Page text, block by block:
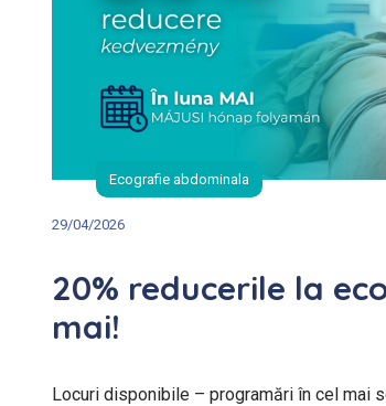
Ecografie abdominala
29/04/2026
20% reducerile la
mai!
Locuri disponibile – programări în cel mai